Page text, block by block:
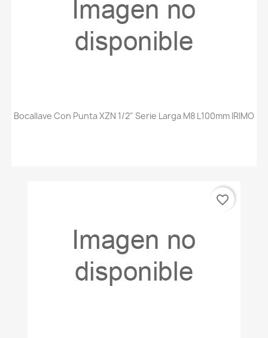
Bocallave Con Punta XZN 1/2" Serie Larga M8 L100mm IRIMO
favorite_border